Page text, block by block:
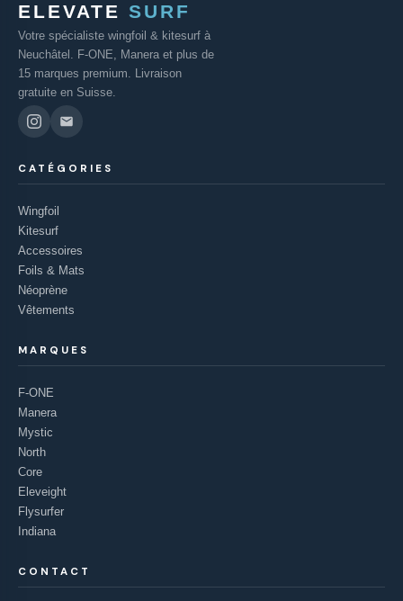
ELEVATE SURF
Votre spécialiste wingfoil & kitesurf à
Neuchâtel. F-ONE, Manera et plus de
15 marques premium. Livraison
gratuite en Suisse.
CATÉGORIES
Wingfoil
Kitesurf
Accessoires
Foils & Mats
Néoprène
Vêtements
MARQUES
F-ONE
Manera
Mystic
North
Core
Eleveight
Flysurfer
Indiana
CONTACT